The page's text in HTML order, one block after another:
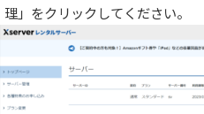
理」をクリックしてください。